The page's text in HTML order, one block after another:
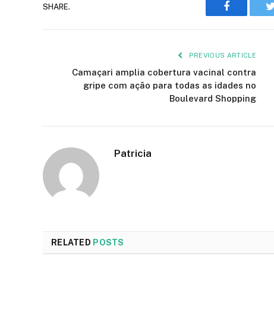
SHARE. Facebook
PREVIOUS ARTICLE
Camaçari amplia cobertura vacinal contra
gripe com ação para todas as idades no
Boulevard Shopping
Patricia
RELATED POSTS